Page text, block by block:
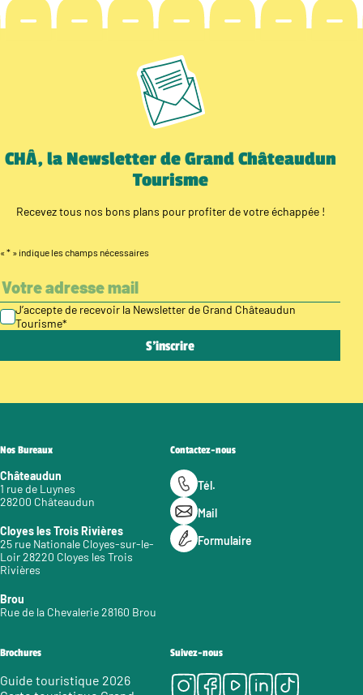
CHÂ, la Newsletter de Grand Châteaudun
Tourisme
Recevez tous nos bons plans pour profiter de votre échappée !
« * » indique les champs nécessaires
J’accepte de recevoir la Newsletter de Grand Châteaudun
Tourisme*
Nos Bureaux
Châteaudun
1 rue de Luynes
28200 Châteaudun
Cloyes les Trois Rivières
25 rue Nationale Cloyes-sur-le-
Loir 28220 Cloyes les Trois
Rivières
Brou
Rue de la Chevalerie 28160 Brou
Contactez-nous
Tél.
Mail
Formulaire
Brochures
Guide touristique 2026
Suivez-nous
Instagram
Facebook
Youtube
LinkedIn
Tiktok